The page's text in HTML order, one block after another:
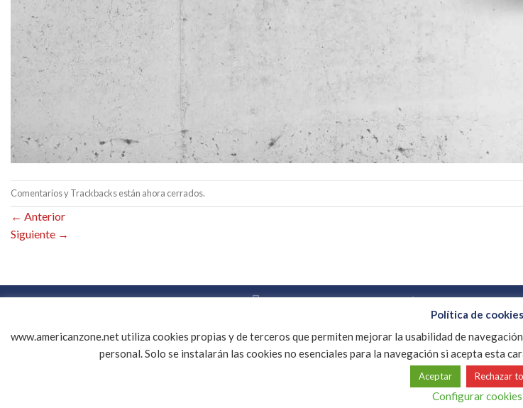
Comentarios y Trackbacks están ahora cerrados.
← Anterior
Siguiente →
CONTACTO EMPRESA DESCARGAR CATALOGO PDF MI CUENTA AVISO LEGAL POLÍTICA DE COOKIES
Política de cookies
www.americanzone.net utiliza cookies propias y de terceros que permiten mejorar la usabilidad de
personal. Solo se instalarán las cookies no esenciales para la navegación si acepta esta
Aceptar Rechazar
Configurar cookies